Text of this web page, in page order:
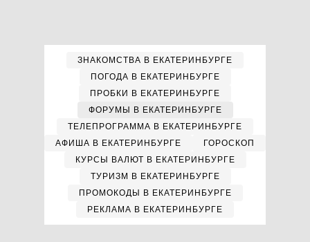
ЗНАКОМСТВА В ЕКАТЕРИНБУРГЕ
ПОГОДА В ЕКАТЕРИНБУРГЕ
ПРОБКИ В ЕКАТЕРИНБУРГЕ
ФОРУМЫ В ЕКАТЕРИНБУРГЕ
ТЕЛЕПРОГРАММА В ЕКАТЕРИНБУРГЕ
АФИША В ЕКАТЕРИНБУРГЕ
ГОРОСКОП
КУРСЫ ВАЛЮТ В ЕКАТЕРИНБУРГЕ
ТУРИЗМ В ЕКАТЕРИНБУРГЕ
ПРОМОКОДЫ В ЕКАТЕРИНБУРГЕ
РЕКЛАМА В ЕКАТЕРИНБУРГЕ